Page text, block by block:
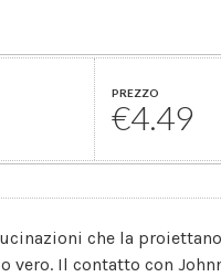
PREZZO
€4.49
che la
vero. Il contatto con